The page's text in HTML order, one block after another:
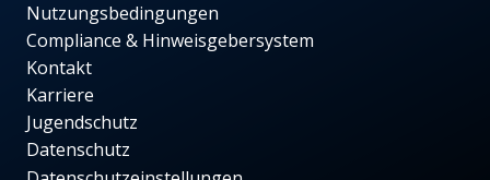
Nutzungsbedingungen
Compliance & Hinweisgebersystem
Kontakt
Karriere
Jugendschutz
Datenschutz